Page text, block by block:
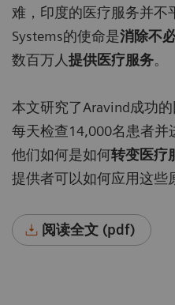
难，印度的医疗服务并不
Systems的使命是消除不
数百万人提供医疗服务。
本文研究了Aravind成功
每天检查14,000名患者并
他们如何是如何转变医疗
提供者可以如何应用这些
阅读全文 (pdf)